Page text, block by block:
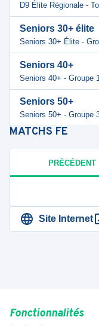
D9 Élite Régionale -
Seniors 30+ élite
Seniors 30+ Élite -
Seniors 40+
Seniors 40+ - Groupe
Seniors 50+
Seniors 50+ - Groupe
MATCHS FE
PRÉCÉDENT
Site Internet
Fonctionnalités